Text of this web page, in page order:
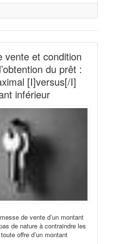
vente et condition
du prêt :
[I]versus[/I]
inférieur
de vente d’un montant
de nature à contraindre les
offre d’un montant